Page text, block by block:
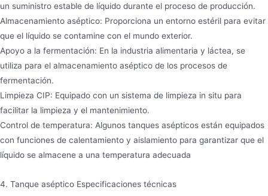
un suministro estable de líquido durante el proceso de producción.
Almacenamiento aséptico: Proporciona un entorno estéril para evitar
que el líquido se contamine con el mundo exterior.
Apoyo a la fermentación: En la industria alimentaria y láctea, se
utiliza para el almacenamiento aséptico de los procesos de
fermentación.
Limpieza CIP: Equipado con un sistema de limpieza in situ para
facilitar la limpieza y el mantenimiento.
Control de temperatura: Algunos tanques asépticos están equipados
con funciones de calentamiento y aislamiento para garantizar que el
líquido se almacene a una temperatura adecuada
4. Tanque aséptico Especificaciones técnicas